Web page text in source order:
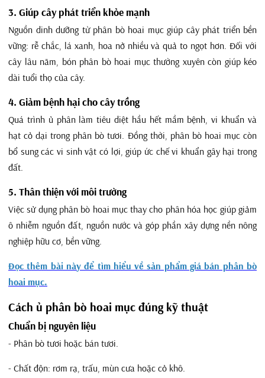
3. Giúp cây phát triển khỏe mạnh
Nguồn dinh dưỡng từ phân bò hoai mục giúp cây phát triển bền
vững: rễ chắc, lá xanh, hoa nở nhiều và quả to ngọt hơn. Đối với
cây lâu năm, bón phân bò hoai mục thường xuyên còn giúp kéo
dài tuổi thọ của cây.
4. Giảm bệnh hại cho cây trồng
Quá trình ủ phân làm tiêu diệt hầu hết mầm bệnh, vi khuẩn và
hạt cỏ dại trong phân bò tươi. Đồng thời, phân bò hoai mục còn
bổ sung các vi sinh vật có lợi, giúp ức chế vi khuẩn gây hại trong
đất.
5. Thân thiện với môi trường
Việc sử dụng phân bò hoai mục thay cho phân hóa học giúp giảm
ô nhiễm nguồn đất, nguồn nước và góp phần xây dựng nền nông
nghiệp hữu cơ, bền vững.
Đọc thêm bài này để tìm hiểu về sản phẩm giá bán phân bò
hoai mục.
Cách ủ phân bò hoai mục đúng kỹ thuật
Chuẩn bị nguyên liệu
- Phân bò tươi hoặc bán tươi.
- Chất độn: rơm rạ, trấu, mùn cưa hoặc cỏ khô.